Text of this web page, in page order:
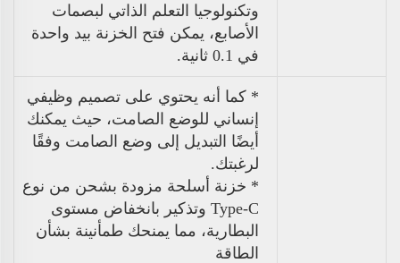
وتكنولوجيا التعلم الذاتي لبصمات
الأصابع، يمكن فتح الخزنة بيد واحدة
في 0.1 ثانية.
* كما أنه يحتوي على تصميم وظيفي
إنساني للوضع الصامت، حيث يمكنك
أيضًا التبديل إلى وضع الصامت وفقًا
لرغبتك.
* خزنة أسلحة مزودة بشحن من نوع
Type-C وتذكير بانخفاض مستوى
البطارية، مما يمنحك طمأنينة بشأن
الطاقة